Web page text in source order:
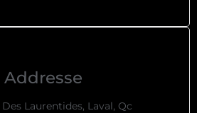
Addresse
Laurentides, Laval, Qc